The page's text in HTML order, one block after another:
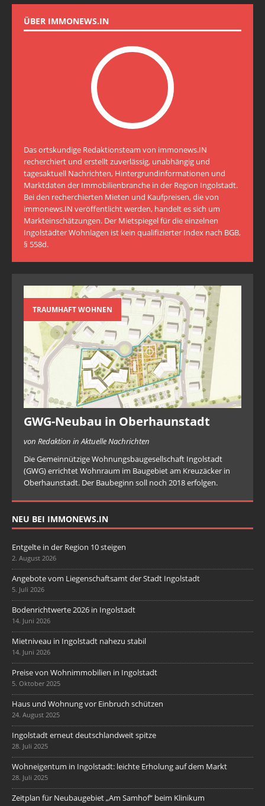
ÜBER IMMONEWS.IN
Das ortskundige Redaktionsteam von immonews.IN
recherchiert und erstellt zuverlässig, unabhängig und
tagesaktuell Nachrichten, Hintergrundinformationen und
Marktdaten der Immobilienbranche in der Region Ingolstadt.
Bei den recherchierten Mieten und Kaufpreisen, die von
immonews.IN veröffentlicht werden, handelt es sich um
Markteinschätzungen. Der Mietspiegel für die einzelnen
Ingolstädter Wohnlagen ist kein qualifizierter Index nach BGB,
§ 558d.
TRAUMHAFT WOHNEN
GWG-Neubau in Oberhaunstadt
von Redaktion in Aktuelle Nachrichten
Die Gemeinnützige Wohnungsbaugesellschaft Ingolstadt
(GWG) errichtet Wohnraum im Baugebiet am Kreuzäcker in
Oberhaunstadt. Der Baubeginn soll noch 2018 erfolgen.
NEU BEI IMMONEWS.IN
Entgelte in der Region 10 steigen
2. August 2026
Angebote vom Liegenschaftsamt der Stadt Ingolstadt
5. Juli 2026
Bodenrichtwerte 2026 in Ingolstadt
14. Juni 2026
Mietniveau in Ingolstadt nahezu stabil
14. Juni 2026
Preise von Wohnimmobilien in Ingolstadt
5. Oktober 2025
Haus und Wohnung vor Einbruch schützen
24. August 2025
Ingolstadt erneut deutschlandweit spitze
28. Juli 2025
Wohneigentum in Ingolstadt: leichte Erholung auf dem Markt
28. Juli 2025
Zeitplan für Neubaugebiet „Am Samhof“ beim Klinikum